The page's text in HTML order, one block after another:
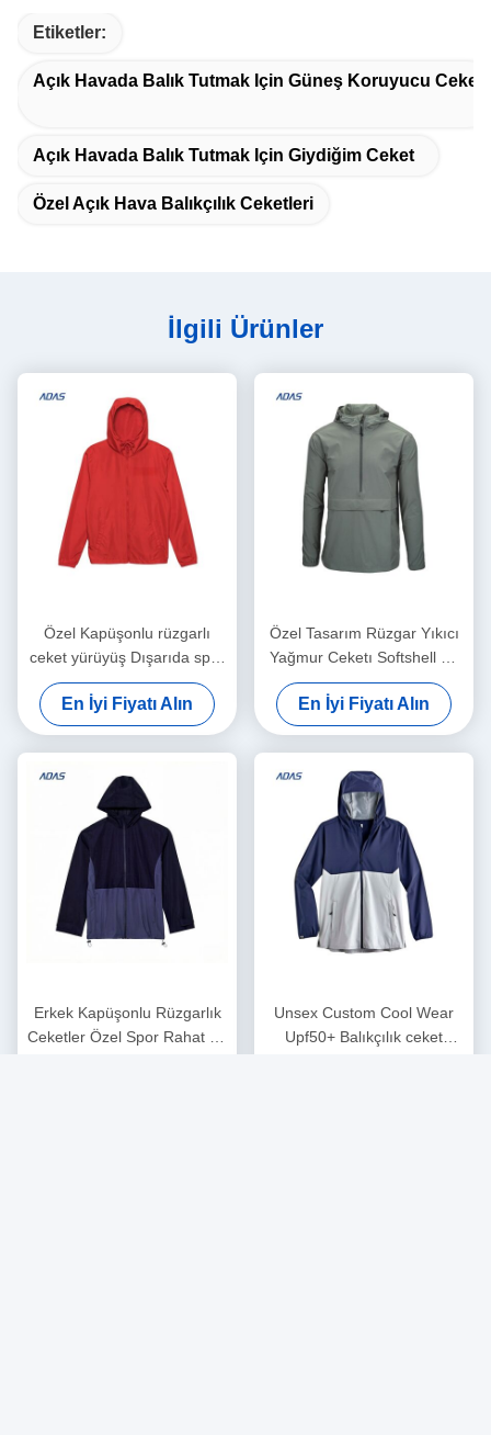
Etiketler:
Açık Havada Balık Tutmak Için Güneş Koruyucu Ceket
Açık Havada Balık Tutmak Için Giydiğim Ceket
Özel Açık Hava Balıkçılık Ceketleri
İlgili Ürünler
Özel Kapüşonlu rüzgarlı
ceket yürüyüş Dışarıda spor
kıyafetleri Erkekler Hafif
Ağırlık Su geçirmez ceket
En İyi Fiyatı Alın
Özel Tasarım Rüzgar Yıkıcı
Yağmur Ceketı Softshell Su
geçirmez Dış Hava Spor
Ceketleri Erkekler için
En İyi Fiyatı Alın
Erkek Kapüşonlu Rüzgarlık
Ceketler Özel Spor Rahat Su
Unsex Custom Cool Wear
Upf50+ Balıkçılık ceket